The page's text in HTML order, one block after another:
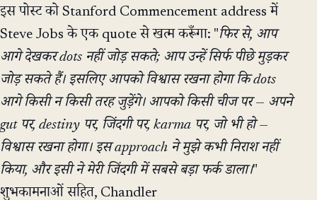
इस पोस्ट को Stanford Commencement address में
Steve Jobs के एक quote से खत्म करूँगा: "फिर से, आप
आगे देखकर dots नहीं जोड़ सकते; आप उन्हें सिर्फ पीछे मुड़कर
जोड़ सकते हैं। इसलिए आपको विश्वास रखना होगा कि dots
आगे किसी न किसी तरह जुड़ेंगे। आपको किसी चीज पर — अपने
gut पर, destiny पर, जिंदगी पर, karma पर, जो भी हो —
विश्वास रखना होगा। इस approach ने मुझे कभी निराश नहीं
किया, और इसी ने मेरी जिंदगी में सबसे बड़ा फर्क डाला।"
शुभकामनाओं सहित, Chandler